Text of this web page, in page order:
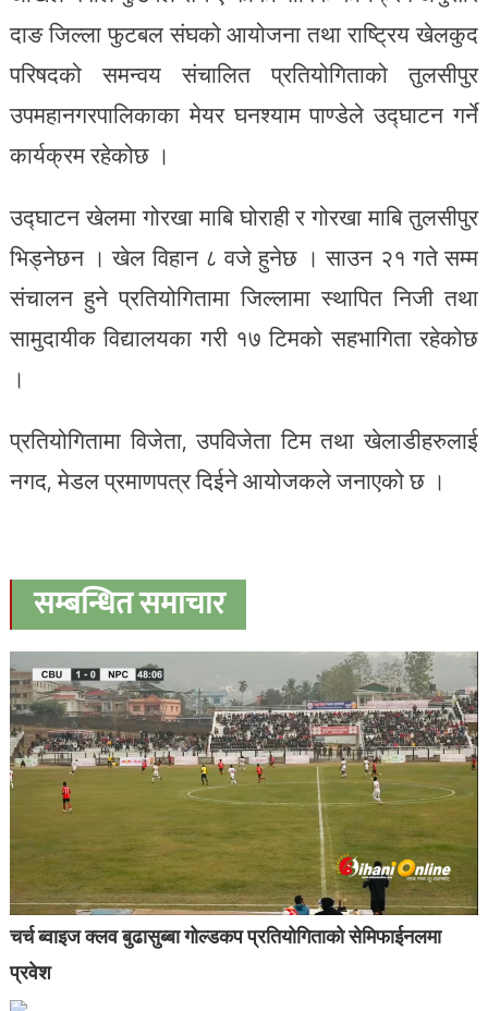
दाङ जिल्ला फुटबल संघको आयोजना तथा राष्ट्रिय खेलकुद
परिषदको समन्वय संचालित प्रतियोगिताको तुलसीपुर
उपमहानगरपालिकाका मेयर घनश्याम पाण्डेले उद्घाटन गर्ने
कार्यक्रम रहेकोछ ।
उद्घाटन खेलमा गोरखा माबि घोराही र गोरखा माबि तुलसीपुर
भिड्नेछन । खेल विहान ८ वजे हुनेछ । साउन २१ गते सम्म
संचालन हुने प्रतियोगितामा जिल्लामा स्थापित निजी तथा
सामुदायीक विद्यालयका गरी १७ टिमको सहभागिता रहेकोछ
।
प्रतियोगितामा विजेता, उपविजेता टिम तथा खेलाडीहरुलाई
नगद, मेडल प्रमाणपत्र दिईने आयोजकले जनाएको छ ।
सम्बन्धित समाचार
चर्च ब्वाइज क्लव बुढासुब्बा गोल्डकप प्रतियोगिताको सेमिफाईनलमा
प्रवेश